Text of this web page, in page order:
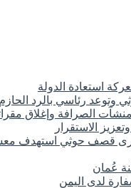
استعادة الدولة
رئاسي بالرد الحازم
الصرافة وإغلاق
الاستقرار
جرى قصف حوثي استهدف
عُمان
لدى اليمن